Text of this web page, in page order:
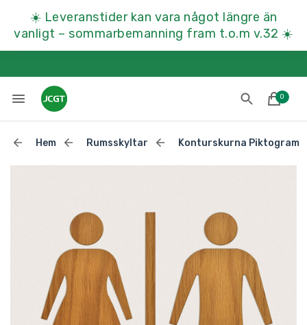
☀️ Leveranstider kan vara något längre än
vanligt – sommarbemanning fram t.o.m v.32 ☀️
0
Till kassan
Hem Rumsskyltar Konturskurna Piktogram